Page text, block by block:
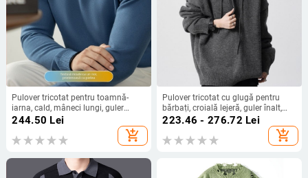
Pulover tricotat pentru toamnă-
iarna, cald, mâneci lungi, guler
rotund, strat de bază, lavabil la
244.50 Lei
add_shopping_cart
Pulover tricotat cu glugă pentru
bărbați, croială lejeră, guler înalt,
țesătură antibacteriană,
223.46 - 276.72 Lei
add_shopping_cart